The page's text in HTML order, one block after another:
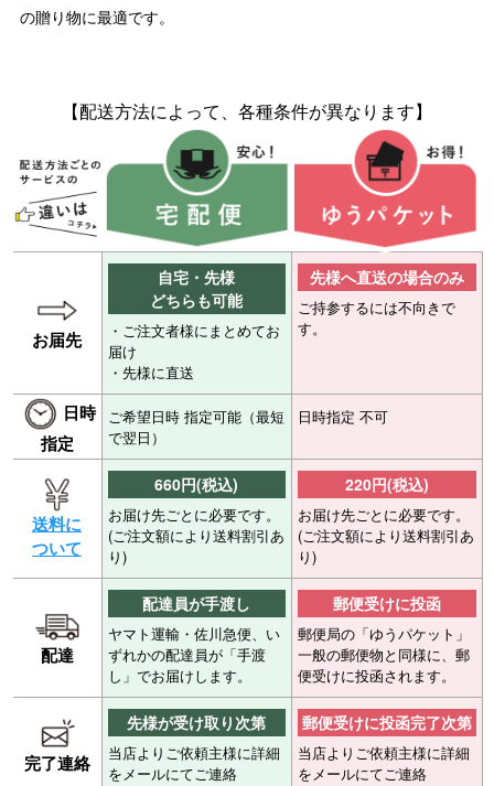
の贈り物に最適です。
【配送方法によって、各種条件が異なります】
お届先
自宅・先様
どちらも可能
・ご注文者様にまとめてお
届け
・先様に直送
先様へ直送の場合のみ
ご持参するには不向きで
す。
日時
指定
ご希望日時 指定可能（最短
で翌日）
日時指定 不可
送料に
ついて
660円(税込)
お届け先ごとに必要です。
(ご注文額により送料割引あ
り)
220円(税込)
お届け先ごとに必要です。
(ご注文額により送料割引あ
り)
配達
配達員が手渡し
ヤマト運輸・佐川急便、い
ずれかの配達員が「手渡
し」でお届けします。
郵便受けに投函
郵便局の「ゆうパケット」
一般の郵便物と同様に、郵
便受けに投函されます。
完了連絡
先様が受け取り次第
当店よりご依頼主様に詳細
をメールにてご連絡
郵便受けに投函完了次第
当店よりご依頼主様に詳細
をメールにてご連絡